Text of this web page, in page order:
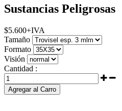
Sustancias Peligrosas
$5.600+IVA
Tamaño
Formato
Visión
Cantidad :
Agregar al Carro